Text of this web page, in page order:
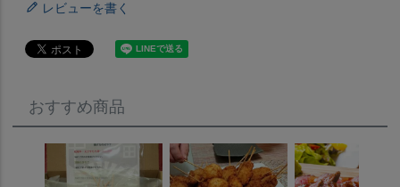
レビューを書く
おすすめ商品